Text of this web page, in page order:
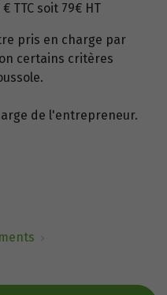
TTC soit 79€ HT
pris en charge par
certains critères
de l'entrepreneur.